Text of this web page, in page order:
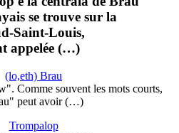
se trouve sur la
Saint-Louis,
appelée (…)
(lo,eth) Brau
Comme souvent les mots courts,
peut avoir (…)
Trompalop